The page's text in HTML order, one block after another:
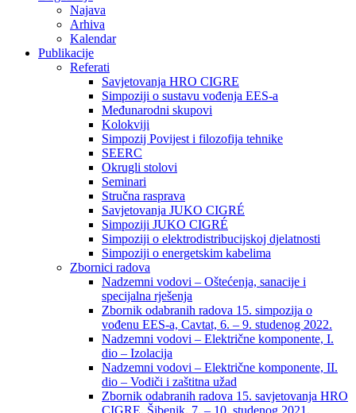
Najava
Arhiva
Kalendar
Publikacije
Referati
Savjetovanja HRO CIGRE
Simpoziji o sustavu vođenja EES-a
Međunarodni skupovi
Kolokviji​
Simpozij Povijest i filozofija tehnike
SEERC
Okrugli stolovi
Seminari​
Stručna rasprava​
Savjetovanja JUKO CIGRÉ
Simpoziji JUKO CIGRÉ
Simpoziji o elektrodistribucijskoj djelatnosti
Simpoziji o energetskim kabelima
Zbornici radova
Nadzemni vodovi – Oštećenja, sanacije i
specijalna rješenja
Zbornik odabranih radova 15. simpozija o
vođenu EES-a, Cavtat, 6. – 9. studenog 2022.
Nadzemni vodovi – Električne komponente, I.
dio – Izolacija
Nadzemni vodovi – Električne komponente, II.
dio – Vodiči i zaštitna užad
Zbornik odabranih radova 15. savjetovanja HRO
CIGRE, Šibenik, 7. – 10. studenog 2021.